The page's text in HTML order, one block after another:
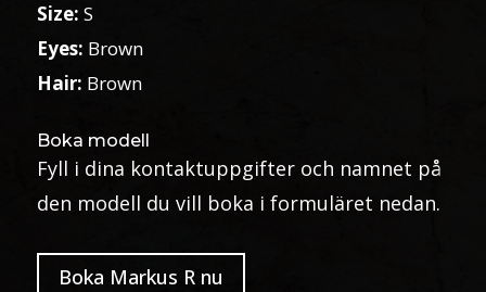
Size: S
Eyes: Brown
Hair: Brown
Boka modell
Fyll i dina kontaktuppgifter och namnet på
den modell du vill boka i formuläret nedan.
Boka Markus R nu